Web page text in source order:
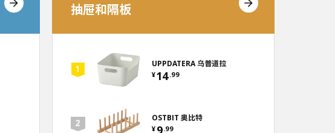
抽屉和隔板
UPPDATERA 乌普道拉
¥14.99
OSTBIT 奥比特
¥ 9.99